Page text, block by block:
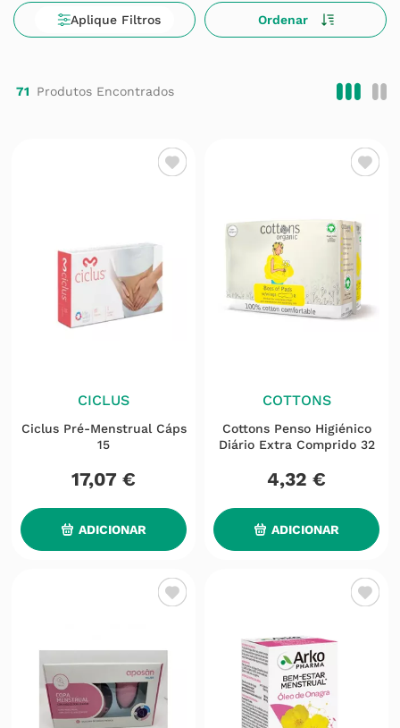
71
CICLUS
Ciclus Pré-Menstrual Cáps
15
17,07 €
ADICIONAR
COTTONS
Cottons Penso Higiénico
Diário Extra Comprido 32
4,32 €
ADICIONAR